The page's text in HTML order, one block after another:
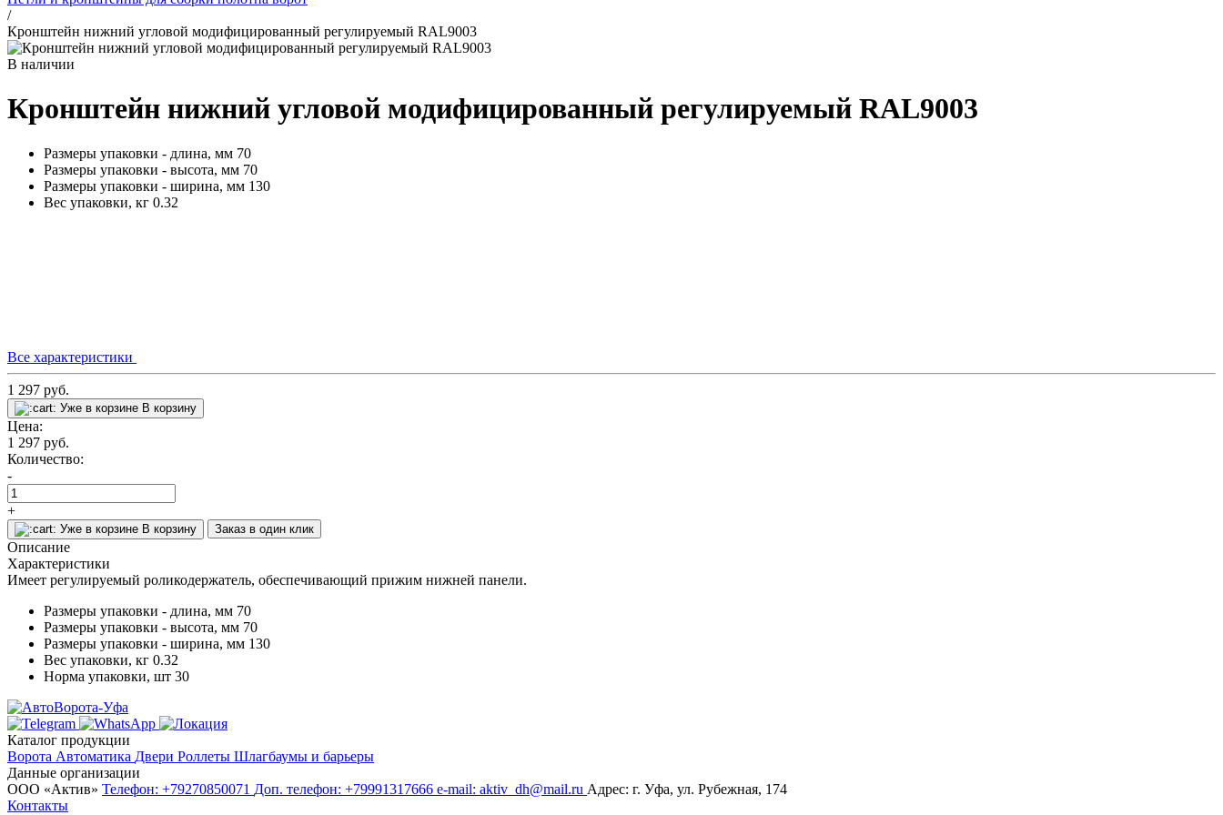
/
Кронштейн нижний угловой модифицированный регулируемый RAL9003
В наличии
Кронштейн нижний угловой модифицированный регулируемый RAL9003
Размеры упаковки - длина, мм 70
Размеры упаковки - высота, мм 70
Размеры упаковки - ширина, мм 130
Вес упаковки, кг 0.32
Все характеристики
1 297 руб.
Уже в корзине В корзину
Цена:
1 297 руб.
Количество:
-
+
Уже в корзине В корзину Заказ в один клик
Описание
Характеристики
Имеет регулируемый роликодержатель, обеспечивающий прижим нижней панели.
Размеры упаковки - длина, мм 70
Размеры упаковки - высота, мм 70
Размеры упаковки - ширина, мм 130
Вес упаковки, кг 0.32
Норма упаковки, шт 30
Каталог продукции
Ворота Автоматика Двери Роллеты Шлагбаумы и барьеры
Данные организации
ООО «‎Актив»‎ Телефон: +79270850071 Доп. телефон: +79991317666 e-mail: aktiv_dh@mail.ru Адрес: г. Уфа, ул. Рубежная, 174
Контакты